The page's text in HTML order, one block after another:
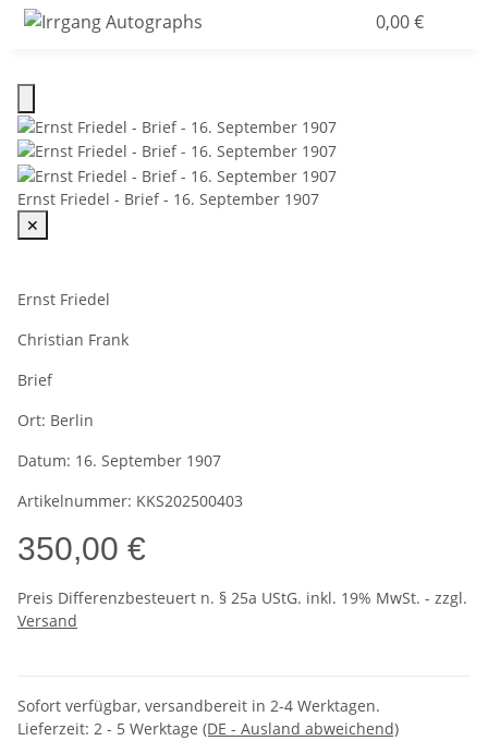
0,00 €
Ernst Friedel - Brief - 16. September 1907
✕
Ernst Friedel
Christian Frank
Brief
Ort: Berlin
Datum: 16. September 1907
Artikelnummer: KKS202500403
350,00 €
Preis Differenzbesteuert n. § 25a UStG. inkl. 19% MwSt. - zzgl.
Versand
Sofort verfügbar, versandbereit in 2-4 Werktagen.
Lieferzeit: 2 - 5 Werktage (DE - Ausland abweichend)